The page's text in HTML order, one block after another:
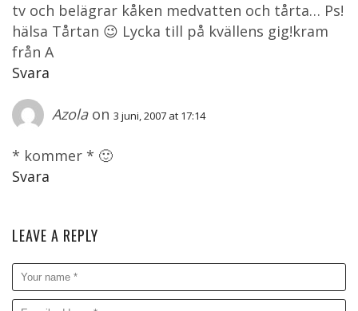
tv och belägrar kåken medvatten och tårta… Ps!
hälsa Tårtan 😉 Lycka till på kvällens gig!kram
från A
Svara
Azola on 3 juni, 2007 at 17:14
* kommer * 🙂
Svara
LEAVE A REPLY